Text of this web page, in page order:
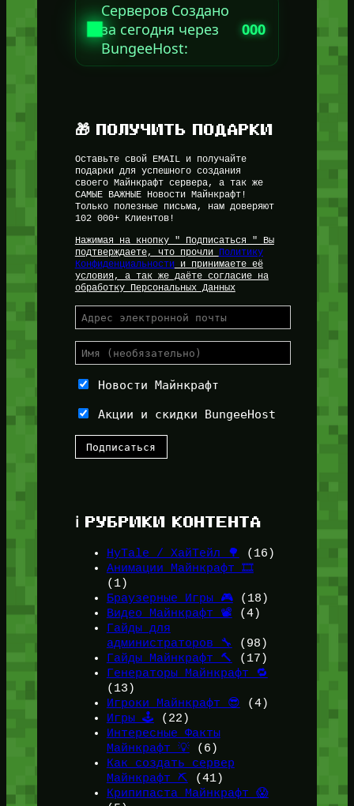
Серверов Создано
за сегодня через
BungeeHost:
000
🎁 ПОЛУЧИТЬ ПОДАРКИ
Оставьте свой EMAIL и получайте
подарки для успешного создания
своего Майнкрафт сервера, а так же
САМЫЕ ВАЖНЫЕ Новости Майнкрафт!
Только полезные письма, нам доверяют
102 000+ Клиентов!
Нажимая на кнопку " Подписаться " Вы
подтверждаете, что прочли
Политику
Конфиденциальностии принимаете её
условия, а так же даёте согласие на
обработку Персональных Данных
Новости Майнкрафт
Акции и скидки BungeeHost
ℹ️ РУБРИКИ КОНТЕНТА
HyTale / ХайТейл 🌳
(16)
Анимации Майнкрафт 🎞️
(1)
Браузерные Игры 🎮(18)
Видео Майнкрафт 📽️ (4)
Гайды для
администраторов 🔧
(98)
Гайды Майнкрафт 🔨
(17)
Генераторы Майнкрафт 🔁
(13)
Игроки Майнкрафт 😎 (4)
Игры 🕹️ (22)
Интересные Факты
Майнкрафт 💡(6)
Как создать сервер
Майнкрафт ⛏️ (41)
Крипипаста Майнкрафт 😱